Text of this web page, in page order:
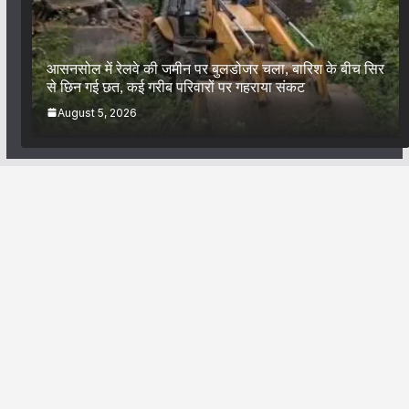
आसनसोल में रेलवे की जमीन पर बुलडोजर चला, बारिश के बीच सिर
से छिन गई छत, कई गरीब परिवारों पर गहराया संकट
August 5, 2026